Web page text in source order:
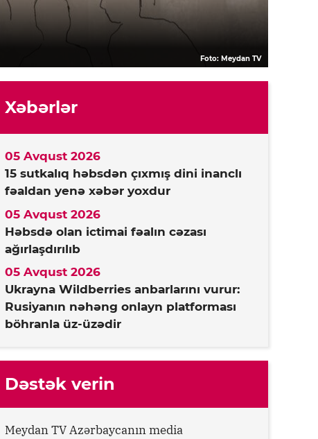
Foto: Meydan TV
Xəbərlər
15 sutkalıq həbsdən çıxmış dini inanclı
fəaldan yenə xəbər yoxdur
05 Avqust 2026
Həbsdə olan ictimai fəalın cəzası
ağırlaşdırılıb
05 Avqust 2026
Ukrayna Wildberries anbarlarını vurur:
Rusiyanın nəhəng onlayn platforması
böhranla üz-üzədir
05 Avqust 2026
Dəstək verin
Meydan TV Azərbaycanın media